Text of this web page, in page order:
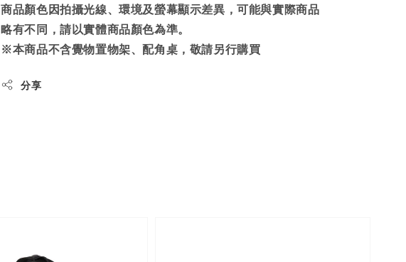
商品顏色因拍攝光線、環境及螢幕顯示差異，可能與實際商品
略有不同，請以實體商品顏色為準。
※本商品不含覺物置物架、配角桌，敬請另行購買
分享